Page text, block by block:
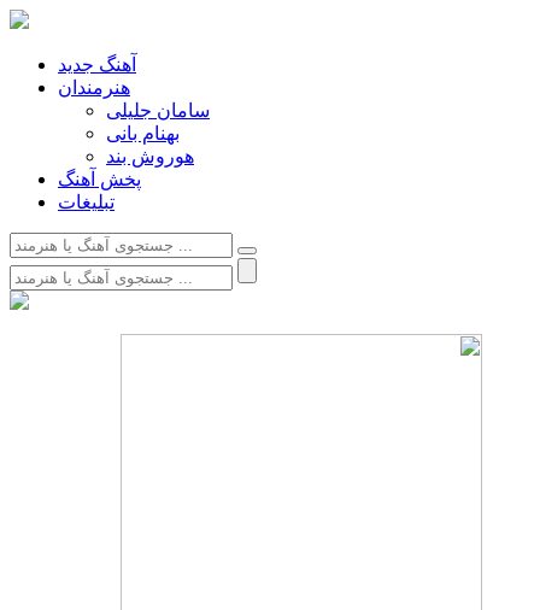
آهنگ جدید
هنرمندان
سامان جلیلی
بهنام بانی
هوروش بند
پخش آهنگ
تبلیغات